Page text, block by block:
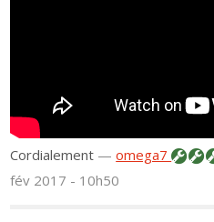
Cordialement —omega7
fév 2017 - 10h50